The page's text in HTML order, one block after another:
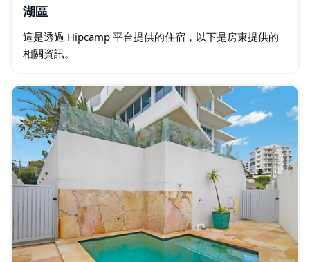
湖區
這是透過 Hipcamp 平台提供的住宿，以下是房東提供的
相關資訊。